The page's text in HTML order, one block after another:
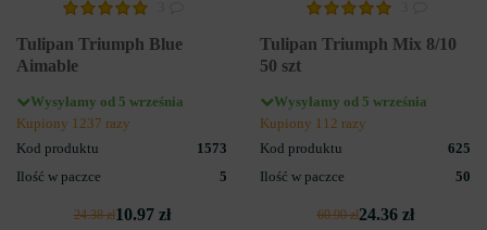
Tulipan Triumph Blue
Aimable
Wysyłamy od 5 września
Kupiony 1237 razy
Kod produktu
1573
Ilość w paczce
5
24.38 zł10.97 zł
Tulipan Triumph Mix 8/10
50 szt
Wysyłamy od 5 września
Kupiony 112 razy
Kod produktu
625
Ilość w paczce
50
60.90 zł24.36 zł